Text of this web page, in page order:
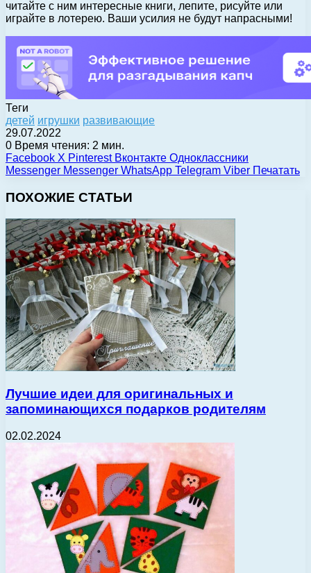
читайте с ним интересные книги, лепите, рисуйте или
играйте в лотерею. Ваши усилия не будут напрасными!
Теги
детей игрушки развивающие
29.07.2022
0 Время чтения: 2 мин.
Facebook X Pinterest Вконтакте Одноклассники
Messenger Messenger WhatsApp Telegram Viber Печатать
ПОХОЖИЕ СТАТЬИ
Лучшие идеи для оригинальных и
запоминающихся подарков родителям
02.02.2024